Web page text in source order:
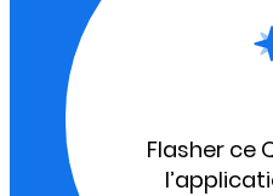
Flasher ce